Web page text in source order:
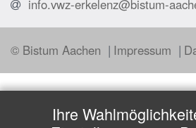
info.vwz-erkelenz@bistum-
© Bistum Aachen Impressum
Ihre